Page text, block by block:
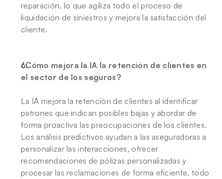
reparación, lo que agiliza todo el proceso de
liquidación de siniestros y mejora la satisfacción del
cliente.
¿Cómo mejora la IA la retención de clientes en
el sector de los seguros?
La IA mejora la retención de clientes al identificar
patrones que indican posibles bajas y abordar de
forma proactiva las preocupaciones de los clientes.
Los análisis predictivos ayudan a las aseguradoras a
personalizar las interacciones, ofrecer
recomendaciones de pólizas personalizadas y
procesar las reclamaciones de forma eficiente, todo